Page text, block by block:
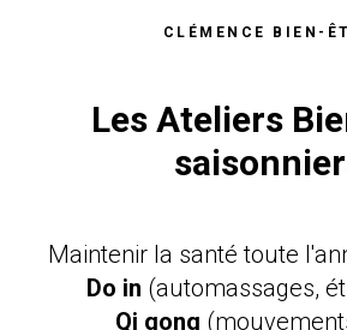
CLÉMENCE BIEN-
Les Ateliers
Maintenir la santé toute
Do in (automassages,
Qi gong